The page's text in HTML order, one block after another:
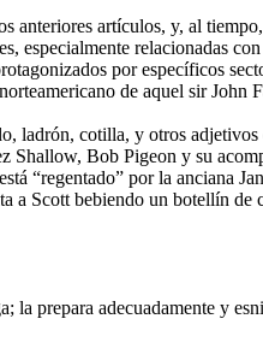
anteriores artículos, y, al
especialmente relacionadas
por específicos
de aquel sir John
cotilla, y otros adjetivos
Bob Pigeon y su
“regentado” por la anciana
Scott bebiendo un botellín de
prepara adecuadamente y